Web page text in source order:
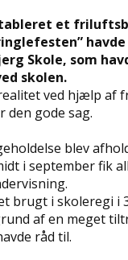
et
Skole, som
skolen.
ved hjælp af
den gode sag.
blev
i september fik
brugt i skoleregi i
af en meget
råd til.